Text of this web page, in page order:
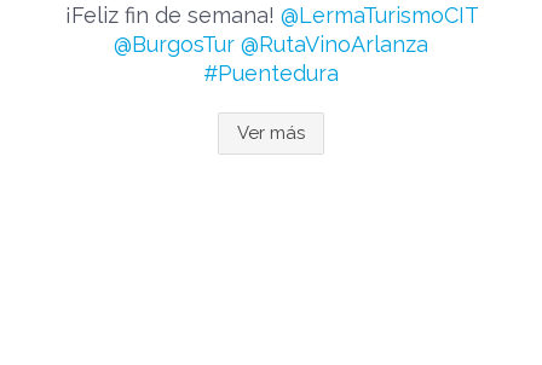
¡Feliz fin de semana! @LermaTurismoCIT
@BurgosTur @RutaVinoArlanza
#Puentedura
Ver más